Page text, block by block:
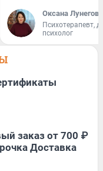
Оксана Лунегова
Психотерапевт,
психолог
заказ от 700 ₽
Доставка